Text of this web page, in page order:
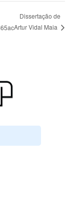
Dissertação de
Artur Vidal Maia